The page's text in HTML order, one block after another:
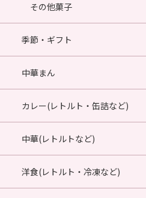
その他菓子
季節・ギフト
中華まん
カレー(レトルト・缶詰など)
中華(レトルトなど)
洋食(レトルト・冷凍など)